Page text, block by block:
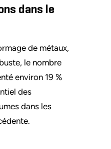
dans le
de métaux,
le nombre
environ 19 %
des
dans les